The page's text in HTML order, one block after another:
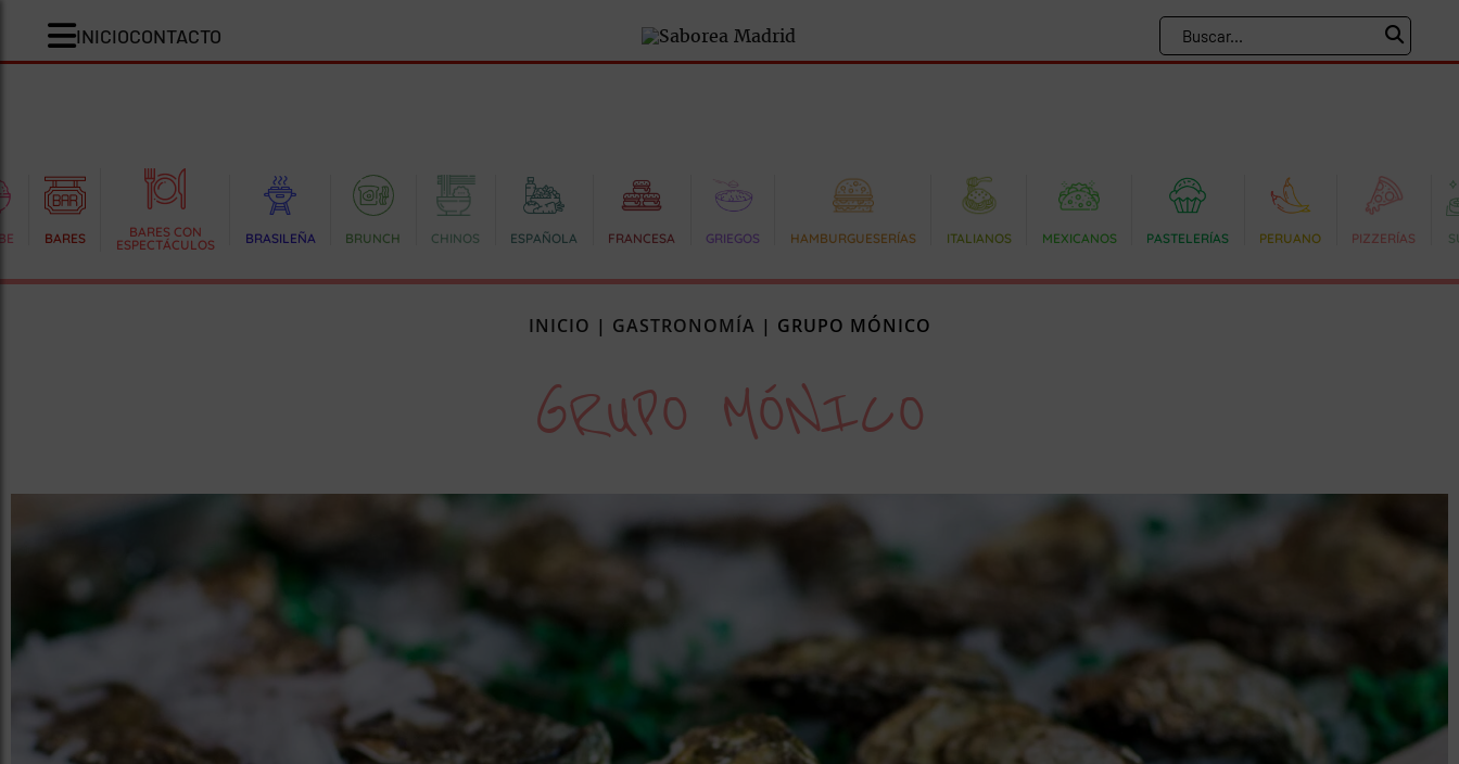
INICIOCONTACTO
BARES
BARES CON
ESPECTÁCULOS
BRASILEÑA BRUNCH CHINOS ESPAÑOLA FRANCESA GRIEGOS HAMBURGUESERÍAS ITALIANOS MEXICANOS PASTELERÍAS PERUANO PIZZERÍAS
INICIO | GASTRONOMÍA | GRUPO MÓNICO
GRUPO MÓNICO